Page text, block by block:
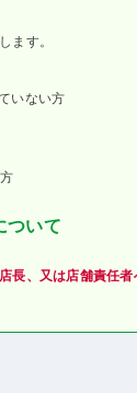
ます。
いない方
ついて
長、又は店舗責任者